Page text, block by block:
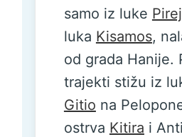
samo iz luke Pirej
luka Kisamos,
od grada Hanije.
trajekti stižu iz
Gitio na
ostrva Kitira i